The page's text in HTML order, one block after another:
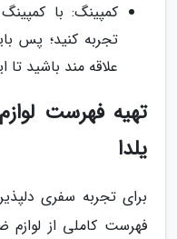
کمپینگ: با
تجربه کنید؛ پس
علاقه مند باشید
تهیه فهرست
یلدا
برای تجربه سفری
فهرست کاملی از